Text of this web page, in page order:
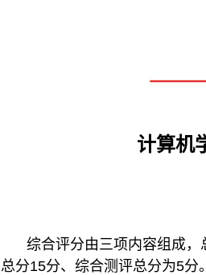
计算机
综合评分由三项内容组成，
总分15分、综合测评总分为5分